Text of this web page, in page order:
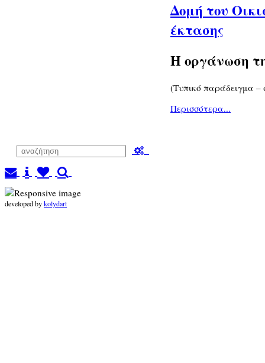
Δομή του
έκτασης
Η οργάνωση
(Τυπικό παράδειγμα
Περισσότερα...
developed bykolydart